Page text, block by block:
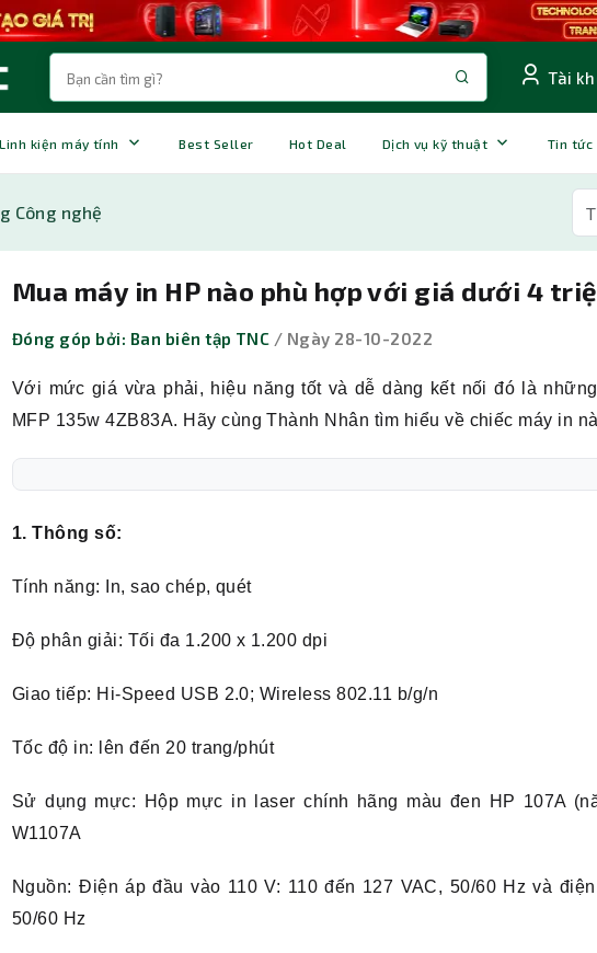
Tài
Linh kiện máy tính Best Seller Hot Deal Dịch vụ kỹ thuật Tin tức
Công nghệ
Mua máy in HP nào phù hợp với giá dưới 4
Đóng góp bởi: Ban biên tập TNC / Ngày 28-10-2022
Với mức giá vừa phải, hiệu năng tốt và dễ dàng kết nối đó là
MFP 135w 4ZB83A. Hãy cùng Thành Nhân tìm hiểu về chiếc máy in
1. Thông số:
Tính năng: In, sao chép, quét
Độ phân giải: Tối đa 1.200 x 1.200 dpi
Giao tiếp: Hi-Speed USB 2.0; Wireless 802.11 b/g/n
Tốc độ in: lên đến 20 trang/phút
Sử dụng mực: Hộp mực in laser chính hãng màu đen HP 107A
W1107A
Nguồn: Điện áp đầu vào 110 V: 110 đến 127 VAC, 50/60 Hz và
50/60 Hz